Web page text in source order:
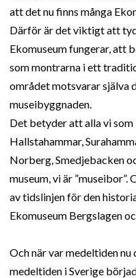
att det nu finns många
Därför är det viktigt att
Ekomuseum fungerar, att
som montrarna i ett
området motsvarar själva
museibyggnaden.
Det betyder att alla vi
Hallstahammar,
Norberg, Smedjebacken
museum, vi är ”museibor”.
av tidslinjen för den
Ekomuseum Bergslagen
Och när var medeltiden nu
medeltiden i Sverige